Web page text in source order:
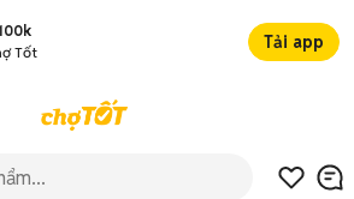
Tốt
Tải app